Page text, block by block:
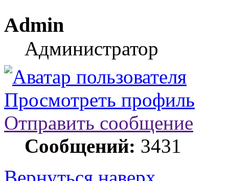
Admin
Администратор
Просмотреть профиль
Отправить сообщение
Сообщений: 3431